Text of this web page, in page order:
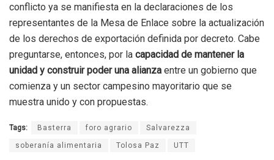
conflicto ya se manifiesta en la declaraciones de los
representantes de la Mesa de Enlace sobre la actualización
de los derechos de exportación definida por decreto. Cabe
preguntarse, entonces, por la capacidad de mantener la
unidad y construir poder una alianza entre un gobierno que
comienza y un sector campesino mayoritario que se
muestra unido y con propuestas.
Tags: Basterra foro agrario Salvarezza
soberanía alimentaria Tolosa Paz UTT